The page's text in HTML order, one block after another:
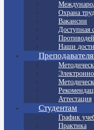
Охрана
Вакансии
Доступная
Наши
Аттестация
Студентам
График
Практика